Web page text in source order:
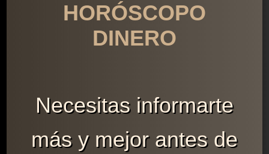
HORÓSCOPO
DINERO
Necesitas informarte
más y mejor antes de